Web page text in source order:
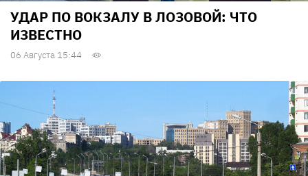
УДАР ПО ВОКЗАЛУ В ЛОЗОВОЙ: ЧТО
ИЗВЕСТНО
06 Августа 15:44